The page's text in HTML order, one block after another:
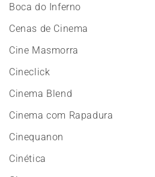
Boca do Inferno
Cenas de Cinema
Cine Masmorra
Cineclick
Cinema Blend
Cinema com Rapadura
Cinequanon
Cinética